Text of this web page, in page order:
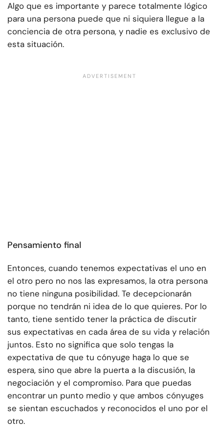
Algo que es importante y parece totalmente lógico
para una persona puede que ni siquiera llegue a la
conciencia de otra persona, y nadie es exclusivo de
esta situación.
Pensamiento final
Entonces, cuando tenemos expectativas el uno en
el otro pero no nos las expresamos, la otra persona
no tiene ninguna posibilidad. Te decepcionarán
porque no tendrán ni idea de lo que quieres. Por lo
tanto, tiene sentido tener la práctica de discutir
sus expectativas en cada área de su vida y relación
juntos. Esto no significa que solo tengas la
expectativa de que tu cónyuge haga lo que se
espera, sino que abre la puerta a la discusión, la
negociación y el compromiso. Para que puedas
encontrar un punto medio y que ambos cónyuges
se sientan escuchados y reconocidos el uno por el
otro.